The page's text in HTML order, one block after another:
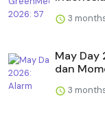
3
May Day
dan
3